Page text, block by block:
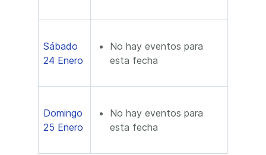
Sábado
24 Enero
No hay eventos para
esta fecha
Domingo
25 Enero
No hay eventos para
esta fecha